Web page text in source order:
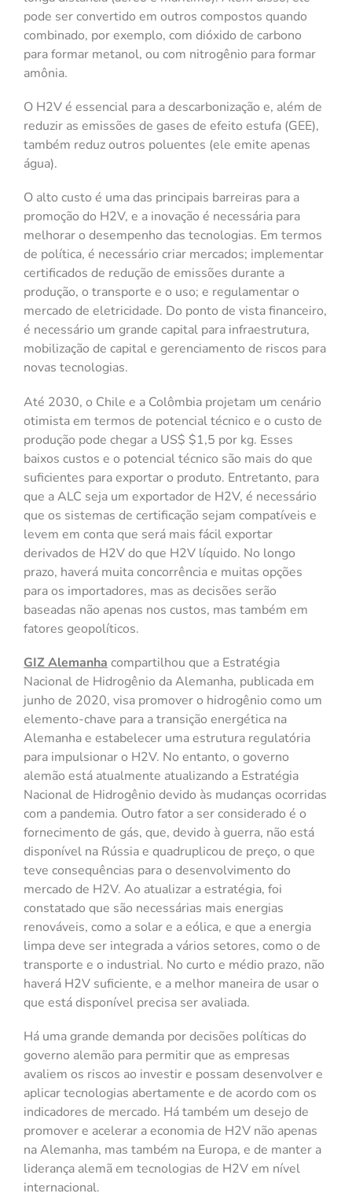
pode ser convertido em outros compostos quando
combinado, por exemplo, com dióxido de carbono
para formar metanol, ou com nitrogênio para formar
amônia.
O H2V é essencial para a descarbonização e, além de
reduzir as emissões de gases de efeito estufa (GEE),
também reduz outros poluentes (ele emite apenas
água).
O alto custo é uma das principais barreiras para a
promoção do H2V, e a inovação é necessária para
melhorar o desempenho das tecnologias. Em termos
de política, é necessário criar mercados; implementar
certificados de redução de emissões durante a
produção, o transporte e o uso; e regulamentar o
mercado de eletricidade. Do ponto de vista financeiro,
é necessário um grande capital para infraestrutura,
mobilização de capital e gerenciamento de riscos para
novas tecnologias.
Até 2030, o Chile e a Colômbia projetam um cenário
otimista em termos de potencial técnico e o custo de
produção pode chegar a US$ $1,5 por kg. Esses
baixos custos e o potencial técnico são mais do que
suficientes para exportar o produto. Entretanto, para
que a ALC seja um exportador de H2V, é necessário
que os sistemas de certificação sejam compatíveis e
levem em conta que será mais fácil exportar
derivados de H2V do que H2V líquido. No longo
prazo, haverá muita concorrência e muitas opções
para os importadores, mas as decisões serão
baseadas não apenas nos custos, mas também em
fatores geopolíticos.
GIZ Alemanha compartilhou que a Estratégia
Nacional de Hidrogênio da Alemanha, publicada em
junho de 2020, visa promover o hidrogênio como um
elemento-chave para a transição energética na
Alemanha e estabelecer uma estrutura regulatória
para impulsionar o H2V. No entanto, o governo
alemão está atualmente atualizando a Estratégia
Nacional de Hidrogênio devido às mudanças ocorridas
com a pandemia. Outro fator a ser considerado é o
fornecimento de gás, que, devido à guerra, não está
disponível na Rússia e quadruplicou de preço, o que
teve consequências para o desenvolvimento do
mercado de H2V. Ao atualizar a estratégia, foi
constatado que são necessárias mais energias
renováveis, como a solar e a eólica, e que a energia
limpa deve ser integrada a vários setores, como o de
transporte e o industrial. No curto e médio prazo, não
haverá H2V suficiente, e a melhor maneira de usar o
que está disponível precisa ser avaliada.
Há uma grande demanda por decisões políticas do
governo alemão para permitir que as empresas
avaliem os riscos ao investir e possam desenvolver e
aplicar tecnologias abertamente e de acordo com os
indicadores de mercado. Há também um desejo de
promover e acelerar a economia de H2V não apenas
na Alemanha, mas também na Europa, e de manter a
liderança alemã em tecnologias de H2V em nível
internacional.